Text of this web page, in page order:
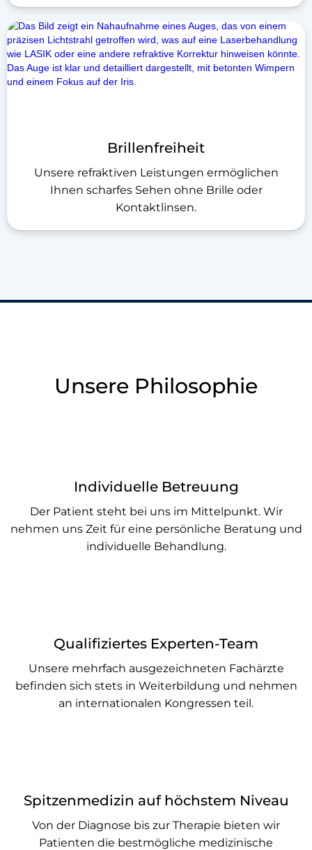
Brillenfreiheit
Unsere refraktiven Leistungen ermöglichen
Ihnen scharfes Sehen ohne Brille oder
Kontaktlinsen.
Unsere Philosophie
Individuelle Betreuung
Der Patient steht bei uns im Mittelpunkt. Wir
nehmen uns Zeit für eine persönliche Beratung und
individuelle Behandlung.
Qualifiziertes Experten-Team
Unsere mehrfach ausgezeichneten Fachärzte
befinden sich stets in Weiterbildung und nehmen
an internationalen Kongressen teil.
Spitzenmedizin auf höchstem Niveau
Von der Diagnose bis zur Therapie bieten wir
Patienten die bestmögliche medizinische